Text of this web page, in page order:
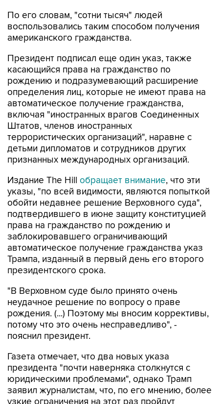
По его словам, "сотни тысяч" людей
воспользовались таким способом получения
американского гражданства.
Президент подписал еще один указ, также
касающийся права на гражданство по
рождению и подразумевающий расширение
определения лиц, которые не имеют права на
автоматическое получение гражданства,
включая "иностранных врагов Соединенных
Штатов, членов иностранных
террористических организаций", наравне с
детьми дипломатов и сотрудников других
признанных международных организаций.
Издание The Hill обращает внимание, что эти
указы, "по всей видимости, являются попыткой
обойти недавнее решение Верховного суда",
подтвердившего в июне защиту конституцией
права на гражданство по рождению и
заблокировавшего ограничивающий
автоматическое получение гражданства указ
Трампа, изданный в первый день его второго
президентского срока.
"В Верховном суде было принято очень
неудачное решение по вопросу о праве
рождения. (...) Поэтому мы вносим коррективы,
потому что это очень несправедливо", -
пояснил президент.
Газета отмечает, что два новых указа
президента "почти наверняка столкнутся с
юридическими проблемами", однако Трамп
заявил журналистам, что, по его мнению, более
узкие ограничения на этот раз пройдут